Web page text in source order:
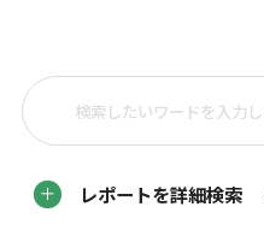
レポートを詳細検索